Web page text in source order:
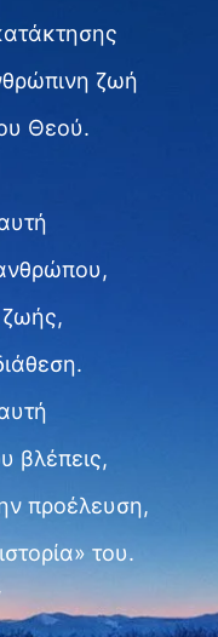
ζωή
Θεού.
ζωής,
βλέπεις,
προέλευση,
του.